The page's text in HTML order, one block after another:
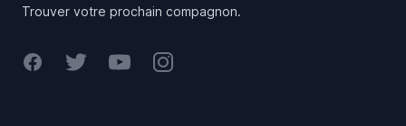
Trouver votre prochain compagnon.
FacebookTwitterYoutubeInstagram